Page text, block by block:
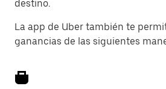
destino.
La app de Uber también te
ganancias de las siguientes